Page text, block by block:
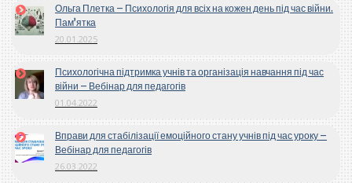
Ольга Плетка – Психологія для всіх на кожен день під час війни.
Пам’ятка
20.01.2025
Психологічна підтримка учнів та організація навчання під час
війни – Вебінар для педагогів
01.04.2022
Вправи для стабілізації емоційного стану учнів під час уроку –
Вебінар для педагогів
26.03.2022